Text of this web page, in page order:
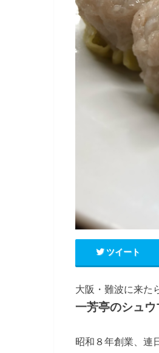
ツイート
大阪・難波に来た
一芳亭のシュウ
昭和８年創業、連